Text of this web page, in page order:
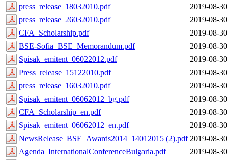
press_release_18032010.pdf
2019-08-
press_release_26032010.pdf
2019-08-
CFA_Scholarship.pdf
2019-08-
BSE-Sofia_BSE_Memorandum.pdf
2019-08-
Spisak_emitent_06022012.pdf
2019-08-
Press_release_15122010.pdf
2019-08-
press_release_16032010.pdf
2019-08-
Spisak_emitent_06062012_bg.pdf
2019-08-
CFA_Scholarship_en.pdf
2019-08-
Spisak_emitent_06062012_en.pdf
2019-08-
NewsRelease_BSE_Awards2014_14012015 (2).pdf 2019-08-
Agenda_InternationalConferenceBulgaria.pdf
2019-08-